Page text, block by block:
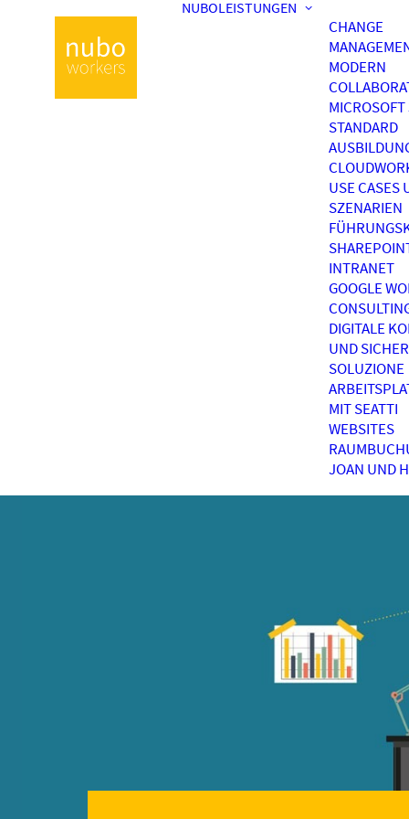
NUBOLEISTUNGEN
CHANGE
MODERN
STANDARD
USE CASES
SZENARIEN
INTRANET
GOOGLE
DIGITALE
UND
SOLUZIONE
MIT SEATTI
WEBSITES
JOAN UND